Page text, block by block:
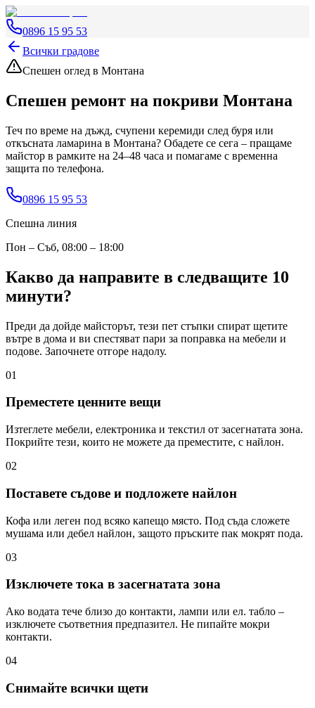
0896 15 95 53
Всички градове
Спешен оглед в Монтана
Спешен ремонт на покриви Монтана
Теч по време на дъжд, счупени керемиди след буря или
откъсната ламарина в Монтана? Обадете се сега – пращаме
майстор в рамките на 24–48 часа и помагаме с временна
защита по телефона.
0896 15 95 53
Спешна линия
Пон – Съб, 08:00 – 18:00
Какво да направите в следващите 10
минути?
Преди да дойде майсторът, тези пет стъпки спират щетите
вътре в дома и ви спестяват пари за поправка на мебели и
подове. Започнете отгоре надолу.
01
Преместете ценните вещи
Изтеглете мебели, електроника и текстил от засегнатата зона.
Покрийте тези, които не можете да преместите, с найлон.
02
Поставете съдове и подложете найлон
Кофа или леген под всяко капещо място. Под съда сложете
мушама или дебел найлон, защото пръските пак мокрят пода.
03
Изключете тока в засегнатата зона
Ако водата тече близо до контакти, лампи или ел. табло –
изключете съответния предпазител. Не пипайте мокри
контакти.
04
Снимайте всички щети